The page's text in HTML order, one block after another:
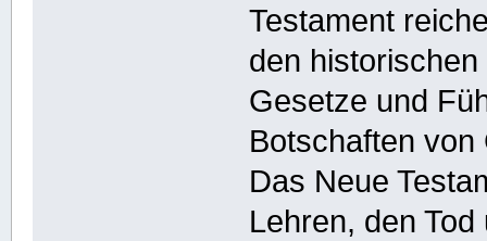
Testament
den
Gesetze und
Botschaften
Das Neue
Lehren, den